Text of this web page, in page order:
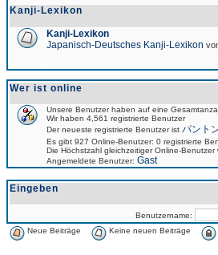
Kanji-Lexikon
Kanji-Lexikon
Japanisch-Deutsches Kanji-Lexikon
Wer ist online
Unsere Benutzer haben auf eine
Wir haben 4,561 registrierte Benutzer
Der neueste registrierte Benutzer ist パント
Es gibt 927 Online-Benutzer: 0 registrierte
Die Höchstzahl gleichzeitiger Online-Benutzer
Angemeldete Benutzer: Gast
Eingeben
Benutzername:
Neue Beiträge
Keine neuen Beiträge